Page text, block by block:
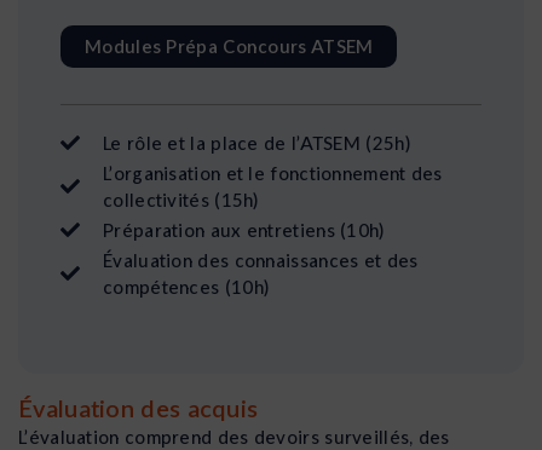
Modules Prépa Concours ATSEM
Le rôle et la place de l’ATSEM (25h)
L’organisation et le fonctionnement des
collectivités (15h)
Préparation aux entretiens (10h)
Évaluation des connaissances et des
compétences (10h)
Évaluation des acquis
L’évaluation comprend des devoirs surveillés, des